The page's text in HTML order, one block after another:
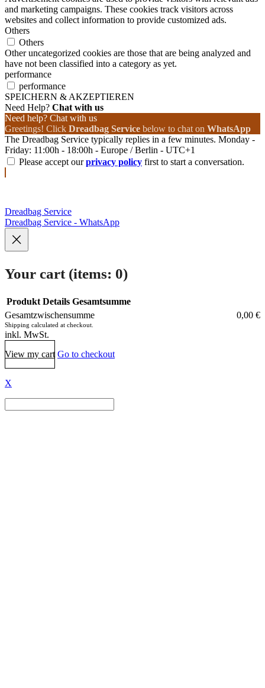
and marketing campaigns. These cookies track visitors across
websites and collect information to provide customized ads.
Others
Others
Other uncategorized cookies are those that are being analyzed and
have not been classified into a category as yet.
performance
performance
SPEICHERN & AKZEPTIEREN
Need Help? Chat with us
Need help? Chat with us
Greetings! Click Dreadbag Service below to chat on WhatsApp
The Dreadbag Service typically replies in a few minutes. Monday -
Friday: 11:00h - 18:00h - Europe / Berlin - UTC+1
Please accept ourprivacy policy first to start a conversation.
Dreadbag Service
Dreadbag Service - WhatsApp
Your cart (items: 0)
Products
in
cart
Produkt Details Gesamtsumme
Gesamtzwischensumme
0,00 €
Shipping calculated at checkout.
inkl. MwSt.
View my cart Go to checkout
X